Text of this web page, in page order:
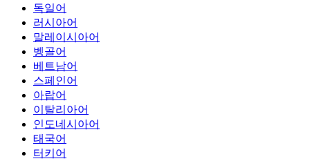
독일어
러시아어
말레이시아어
벵골어
베트남어
스페인어
아랍어
이탈리아어
인도네시아어
태국어
터키어